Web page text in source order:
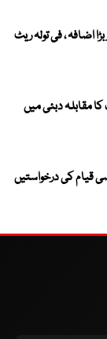
، فی تولہ ریٹ
اور بھارت کا مقابلہ دبئی میں
قیام کی درخواستیں